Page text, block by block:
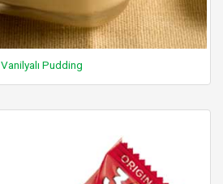
Vanilyalı Pudding